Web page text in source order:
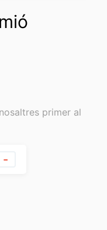
primer al
-